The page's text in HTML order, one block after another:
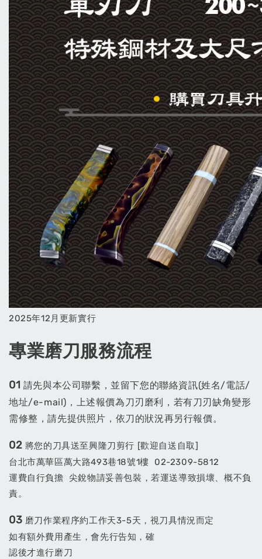
2025年12月更新實行
專業磨刀服務流程
01 請先與本公司聯繫，並留下您的聯絡資訊(姓名/電話/
地址/e-mail)，上述報價為刀刃磨利，若有刀刃缺角變形
需修整，請先提供照片，依刀的狀況再另行報價。
02 將您的刀具送至興隆刀剪行 [歡迎自送自取]
台北市萬華區萬大路493巷18號1樓 02-2309-5812
運費自行負擔 尖銳物請妥善包裝，若運送導致損壞、概不負
責。
03 磨刀作業程序約工作天3-5天，視刀具情況而定
如有額外費用產生，會先行告知，確
認後才進行磨刀